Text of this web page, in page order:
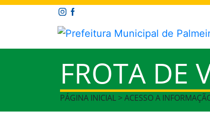
FROTA DE
PÁGINA INICIAL > ACESSO A